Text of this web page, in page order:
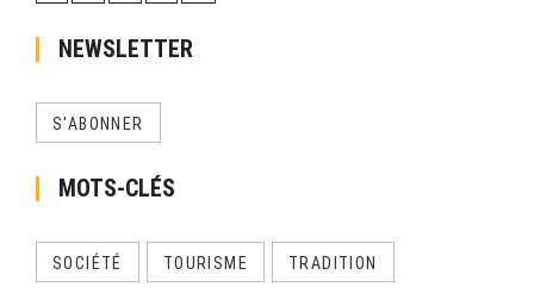
NEWSLETTER
S'ABONNER
MOTS-CLÉS
SOCIÉTÉ TOURISME TRADITION